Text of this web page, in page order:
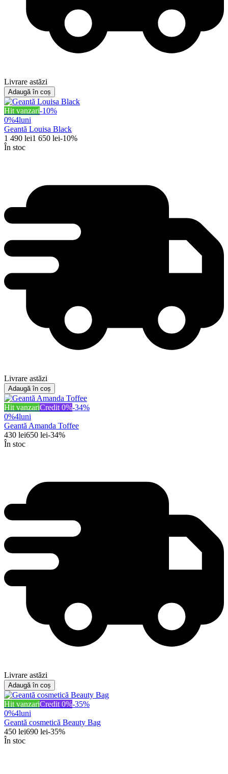
Livrare astăzi
Adaugă în coș
Hit vanzari-10%
0%4luni
Geantă Louisa Black
1 490 lei1 650 lei-10%
În stoc
Livrare astăzi
Adaugă în coș
Hit vanzariCredit 0%-34%
0%4luni
Geantă Amanda Toffee
430 lei650 lei-34%
În stoc
Livrare astăzi
Adaugă în coș
Hit vanzariCredit 0%-35%
0%4luni
Geantă cosmetică Beauty Bag
450 lei690 lei-35%
În stoc